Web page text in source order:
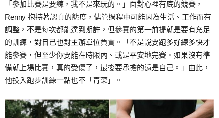
「參加比賽是要練，我不是來玩的。」面對心裡有底的競賽，
Renny 抱持著認真的態度，儘管過程中可能因為生活、工作而有
調整，不是每次都能達到期許，但參賽的第一前提就是要有充足
的訓練，對自己也對主辦單位負責。「不是說要跑多好練多快才
能參賽，但至少你要能在時限內、或是平安地完賽。如果沒有準
備就上場比賽，真的受傷了，最後要承擔的還是自己。」由此，
他投入跑步訓練一點也不「青菜」。